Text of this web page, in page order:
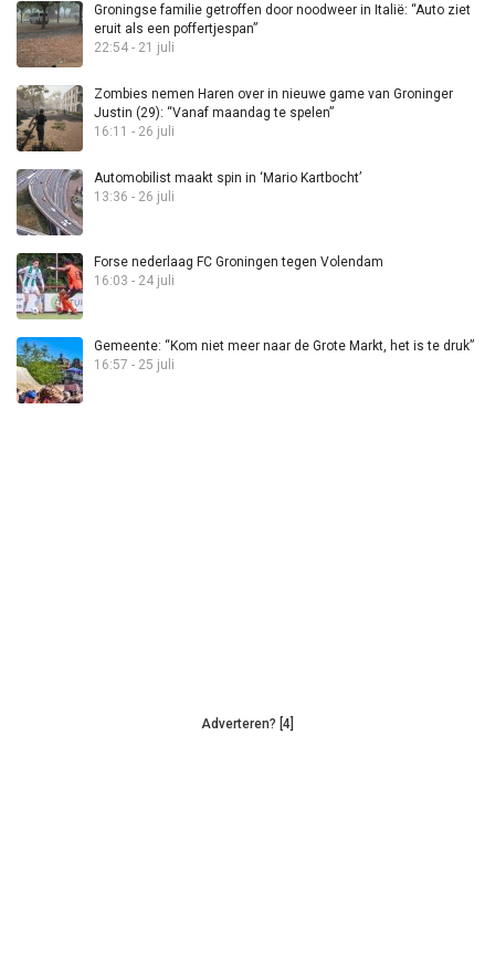
Groningse familie getroffen door noodweer in Italië: “Auto ziet
eruit als een poffertjespan”
22:54 - 21 juli
Zombies nemen Haren over in nieuwe game van Groninger
Justin (29): “Vanaf maandag te spelen”
16:11 - 26 juli
Automobilist maakt spin in ‘Mario Kartbocht’
13:36 - 26 juli
Forse nederlaag FC Groningen tegen Volendam
16:03 - 24 juli
Gemeente: “Kom niet meer naar de Grote Markt, het is te druk”
16:57 - 25 juli
Adverteren? [4]